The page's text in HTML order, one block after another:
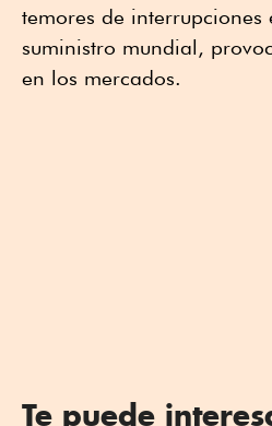
temores de interrupciones
suministro mundial,
en los mercados.
Te puede